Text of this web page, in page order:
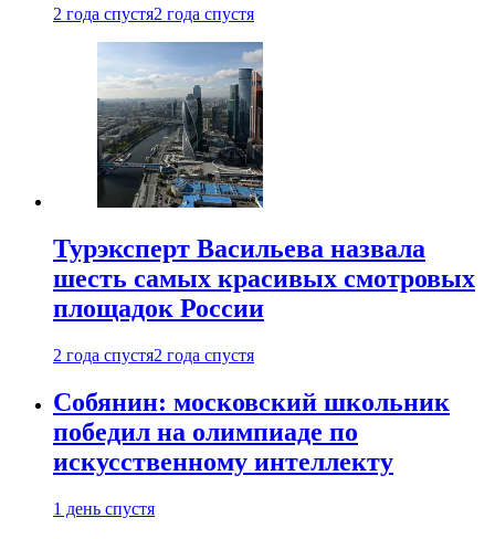
2 года спустя2 года спустя
Турэксперт Васильева назвала
шесть самых красивых смотровых
площадок России
2 года спустя2 года спустя
Собянин: московский школьник
победил на олимпиаде по
искусственному интеллекту
1 день спустя